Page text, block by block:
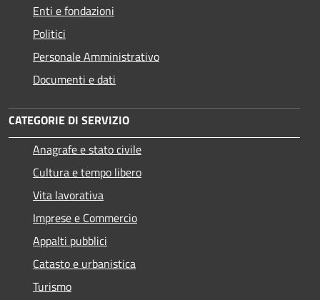
Enti e fondazioni
Politici
Personale Amministrativo
Documenti e dati
CATEGORIE DI SERVIZIO
Anagrafe e stato civile
Cultura e tempo libero
Vita lavorativa
Imprese e Commercio
Appalti pubblici
Catasto e urbanistica
Turismo